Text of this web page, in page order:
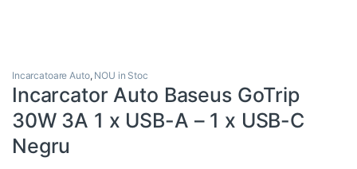
Incarcatoare Auto, NOU in Stoc
Incarcator Auto Baseus GoTrip
30W 3A 1 x USB-A – 1 x USB-C
Negru